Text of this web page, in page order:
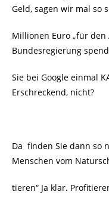
Geld, sagen wir mal so
Millionen Euro „für den
Bundesregierung
Sie bei Google einmal
Erschreckend, nicht?
Da finden Sie dann so
Menschen vom
tieren“ Ja klar.